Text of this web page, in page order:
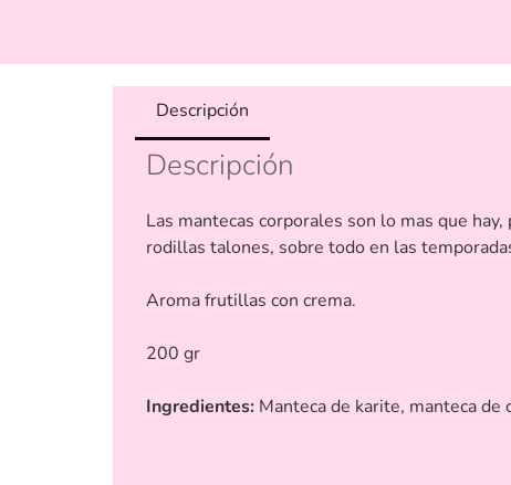
Descripción
Descripción
Las mantecas corporales son lo mas que
rodillas talones, sobre todo en las
Aroma frutillas con crema.
200 gr
Ingredientes: Manteca de karite, manteca